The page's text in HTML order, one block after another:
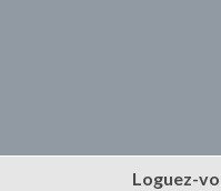
Loguez-